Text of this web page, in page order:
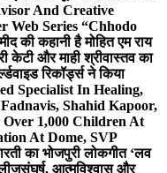
And Creative
Web Series “Chhodo
की कहानी है मोहित एम राय
केटी और माही श्रीवास्तव का
रिकॉर्ड्स ने किया
Specialist In Healing,
Shahid Kapoor,
Over 1,000 Children At
At Dome, SVP
का भोजपुरी लोकगीत ‘लव
संघर्ष, आत्मविश्वास और